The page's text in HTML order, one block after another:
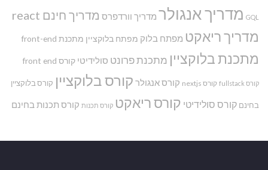
GQL מדריך אנגולר מדריך וורדפרס מדריך חינם react
מדריך ריאקט מפתח בלוק מפתח בלוקציין מתכנת front-end
מתכנת בלוקציין מתכנת פרונט סולידיטי קורס front end
קורס fullstack קורס nextjs קורס אנגולר קורס בלוקציין קורס בלוקציין
בחינם קורס סולידיטי קורס ריאקט קורס תכנות קורס תכנות בחינם